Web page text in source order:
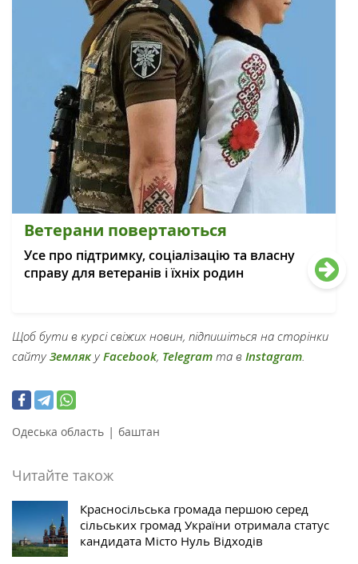
Ветерани повертаються
Усе про підтримку, соціалізацію та власну
справу для ветеранів і їхніх родин
Щоб бути в курсі свіжих новин, підпишіться на сторінки
сайтуЗемлякуFacebook, Telegram та в Instagram
Одеська область | баштан
Читайте також
Красносільська громада першою серед
сільських громад України отримала статус
кандидата Місто Нуль Відходів